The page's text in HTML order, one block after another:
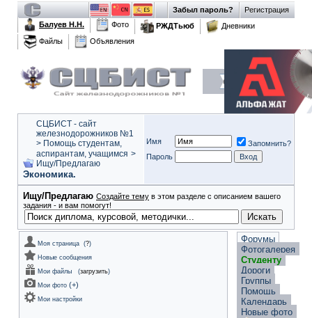
Регистрация
Забыл пароль?
Балуев Н.Н.
Фото РЖДТьюб
Дневники
Файлы
Объявления
СЦБИСТ - сайт
железнодорожников №1
> Помощь студентам,
аспирантам, учащимся >
Ищу/Предлагаю
Экономика.
Имя
Запомнить?
Пароль
Ищу/Предлагаю Создайте тему в этом разделе с описанием вашего
задания - и вам помогут!
Моя страница (?)
Новые сообщения
Мои файлы
(загрузить)
Мои фото (+)
Мои настройки
Форумы
Фотогалерея
Студенту
Дороги
Группы
Помощь
Календарь
Новые фото